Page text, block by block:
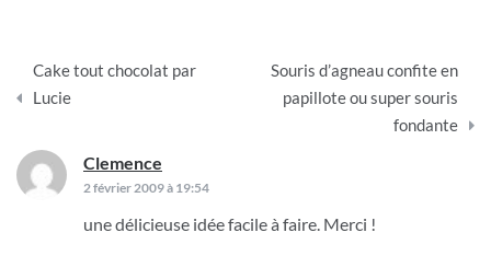
de
Cake tout chocolat par
Lucie
Souris d’agneau confite en
papillote ou super souris
fondante
Clemence
2 février 2009 à 19:54
une délicieuse idée facile à faire. Merci !